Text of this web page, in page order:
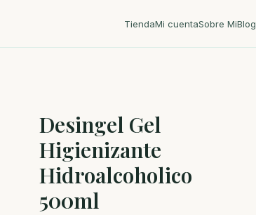
TiendaMi cuentaSobre MiBlog
Desingel Gel
Higienizante
Hidroalcoholico
500ml